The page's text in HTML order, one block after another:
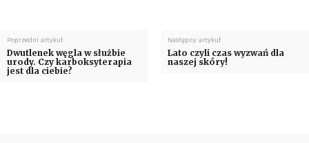
Poprzedni artykuł
Dwutlenek węgla w służbie
urody. Czy karboksyterapia
jest dla ciebie?
Następny artykuł
Lato czyli czas wyzwań dla
naszej skóry!